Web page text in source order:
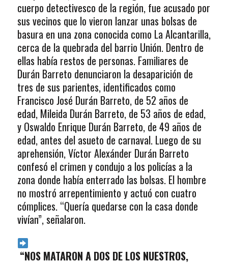
cuerpo detectivesco de la región, fue acusado por
sus vecinos que lo vieron lanzar unas bolsas de
basura en una zona conocida como La Alcantarilla,
cerca de la quebrada del barrio Unión. Dentro de
ellas había restos de personas. Familiares de
Durán Barreto denunciaron la desaparición de
tres de sus parientes, identificados como
Francisco José Durán Barreto, de 52 años de
edad, Mileida Durán Barreto, de 53 años de edad,
y Oswaldo Enrique Durán Barreto, de 49 años de
edad, antes del asueto de carnaval. Luego de su
aprehensión, Víctor Alexánder Durán Barreto
confesó el crimen y condujo a los policías a la
zona donde había enterrado las bolsas. El hombre
no mostró arrepentimiento y actuó con cuatro
cómplices. “Quería quedarse con la casa donde
vivían”, señalaron.
“NOS MATARON A DOS DE LOS NUESTROS,